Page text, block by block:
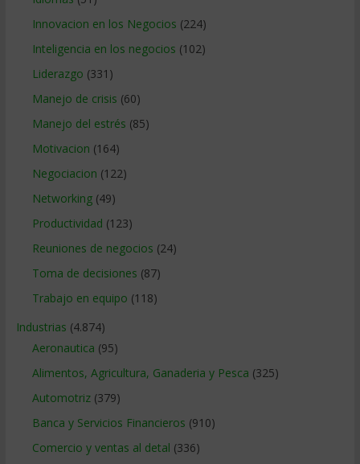
Innovacion en los Negocios (224)
Inteligencia en los negocios (102)
Liderazgo (331)
Manejo de crisis (60)
Manejo del estrés (85)
Motivacion (164)
Negociacion (122)
Networking(49)
Productividad (123)
Reuniones de negocios (24)
Toma de decisiones (87)
Trabajo en equipo (118)
Industrias (4.874)
Aeronautica (95)
Alimentos, Agricultura, Ganaderia y Pesca (325)
Automotriz(379)
Banca y Servicios Financieros (910)
Comercio y ventas al detal (336)